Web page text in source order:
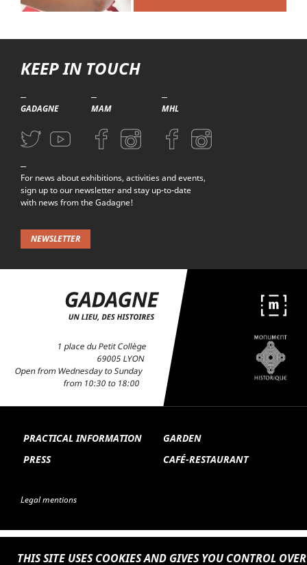
KEEP IN TOUCH
GADAGNE
Aller sur la page Twitter (nouvelle fenetre)
Aller sur la page Youtube (nouvelle fenetre)
MAM
Aller sur la page Facebook (nouvelle fenetre)
Aller sur la page Instagram (nouvelle fenetre)
MHL
Aller sur la page Facebook (nouvelle
Aller sur la page Instagram
For news about exhibitions, activities and events,
sign up to our newsletter and stay up-to-date
with news from the Gadagne!
NEWSLETTER
1 place du Petit Collège
69005 LYON
Open from Wednesday to Sunday
from 10:30 to 18:00
PRACTICAL INFORMATION
PRESS
GARDEN
CAFÉ-RESTAURANT
Legal mentions
THIS SITE USES COOKIES AND GIVES YOU CONTROL OVER